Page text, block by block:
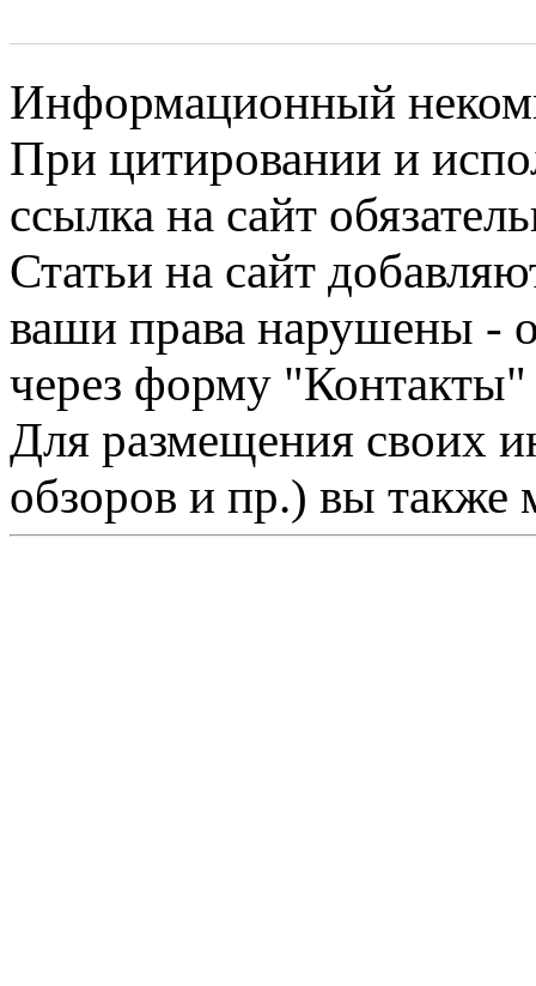
Информационный
При цитировании и
ссылка на сайт
Статьи на сайт
ваши права нарушены -
через форму "Контакты"
Для размещения своих
обзоров и пр.) вы также